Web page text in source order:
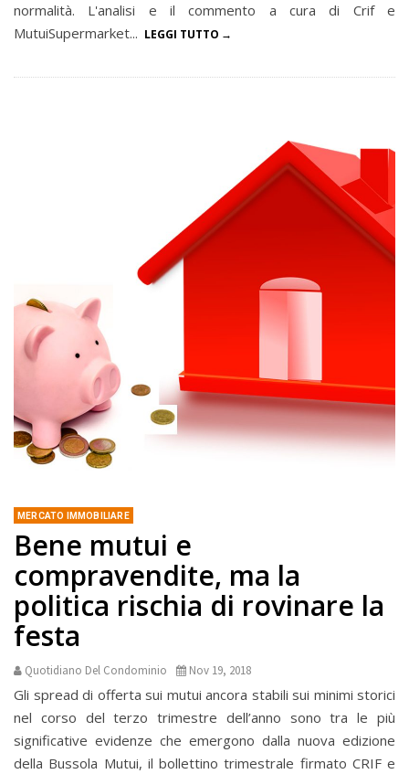
normalità. L'analisi e il commento a cura di Crif e
MutuiSupermarket... LEGGI TUTTO
MERCATO IMMOBILIARE
Bene mutui e
compravendite, ma la
politica rischia di rovinare la
festa
Quotidiano Del Condominio Nov 19, 2018
Gli spread di offerta sui mutui ancora stabili sui minimi storici
nel corso del terzo trimestre dell’anno sono tra le più
significative evidenze che emergono dalla nuova edizione
della Bussola Mutui, il bollettino trimestrale firmato CRIF e